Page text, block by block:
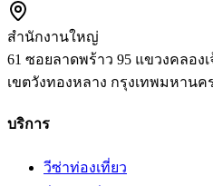
สำนักงานใหญ่
61 ซอยลาดพร้าว 95 แขวงคลอง
เขตวังทองหลาง กรุงเทพมหานค
บริการ
วีซ่าท่องเที่ยว